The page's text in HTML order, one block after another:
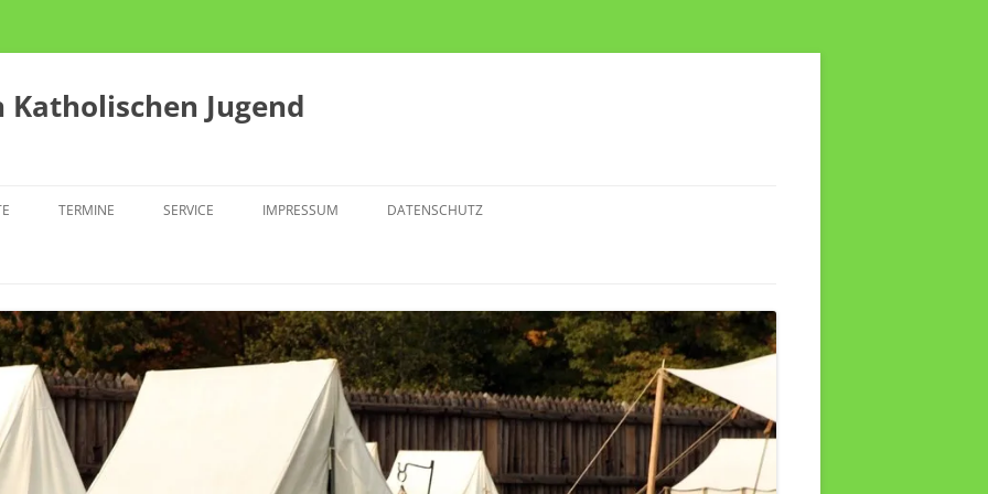
Jugend
U28
GRUPPENSTUNDE
PRESSEMELDUNGEN
TERMINE SERVICE IMPRESSUM DATENSCHUTZ